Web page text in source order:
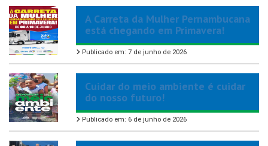
A Carreta da Mulher Pernambucana
está chegando em Primavera!
Publicado em: 7 de junho de 2026
Cuidar do meio ambiente é cuidar
do nosso futuro!
Publicado em: 6 de junho de 2026